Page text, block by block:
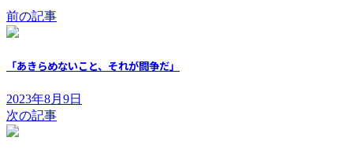
前の記事
「あきらめないこと、それが闘争だ」
2023年8月9日
次の記事